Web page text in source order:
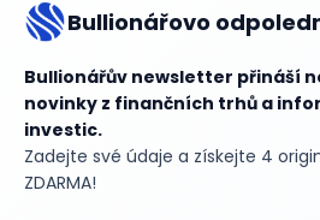
Bullionářovo
Bullionářův newsletter přináší
novinky z finančních trhů a
investic.
Zadejte své údaje a získejte 4
ZDARMA!Aktuální